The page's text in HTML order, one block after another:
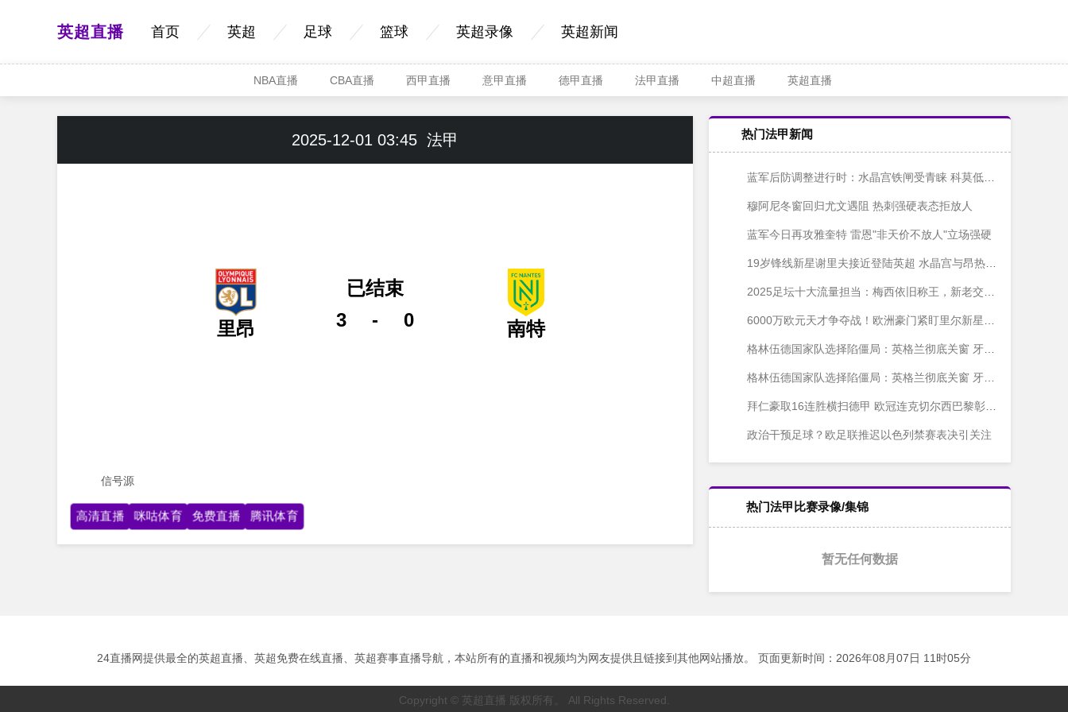
英超直播 首页 英超 足球 篮球 英超录像 英超新闻
NBA直播 CBA直播 西甲直播 意甲直播 德甲直播 法甲直播 中超直播 英超直播
2025-12-01 03:45 法甲
里昂 3 - 0
已结束
南特
信号源
高清直播 咪咕体育 免费直播 腾讯体育
热门法甲新闻
蓝军后防调整进行时：水晶宫铁闸受青睐 科莫低价试探查洛巴
穆阿尼冬窗回归尤文遇阻 热刺强硬表态拒放人
蓝军今日再攻雅奎特 雷恩"非天价不放人"立场强硬
19岁锋线新星谢里夫接近登陆英超 水晶宫与昂热展开最后博弈
2025足坛十大流量担当：梅西依旧称王，新老交替暗流涌动
6000万欧元天才争夺战！欧洲豪门紧盯里尔新星布阿迪
格林伍德国家队选择陷僵局：英格兰彻底关窗 牙买加苦等无果
格林伍德国家队选择陷僵局：英格兰彻底关窗 牙买加苦等无果
拜仁豪取16连胜横扫德甲 欧冠连克切尔西巴黎彰显统治力
政治干预足球？欧足联推迟以色列禁赛表决引关注
热门法甲比赛录像/集锦
暂无任何数据
24直播网提供最全的英超直播、英超免费在线直播、英超赛事直播导航，本站所有的直播和视频均为网友提供且链接到其他网站播放。 页面更新时间：2026年08月07日 11时05分
Copyright © 英超直播 版权所有。 All Rights Reserved.